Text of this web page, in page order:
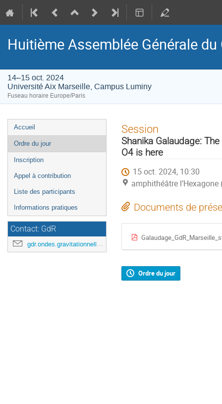
Huitième Assemblée Générale
14–15 oct. 2024
Université Aix Marseille, Campus Luminy
Fuseau horaire Europe/Paris
Menu
de
l'événement
Accueil
Ordre du jour
Inscription
Appel à contribution
Liste des participants
Informations pratiques
Contact: GdR
gdr.ondes.gravitationnelles@gmail.com
Session
Shanika Galaudage:
O4 is here
15 oct. 2024, 10:30
amphithéâtre
Documents de
Ordre du jour